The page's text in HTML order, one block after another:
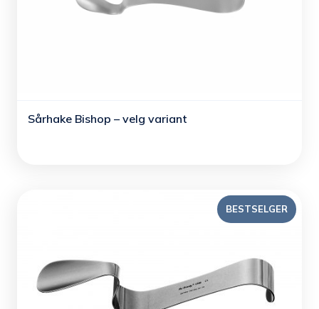
Sårhake Bishop – velg variant
BESTSELGER